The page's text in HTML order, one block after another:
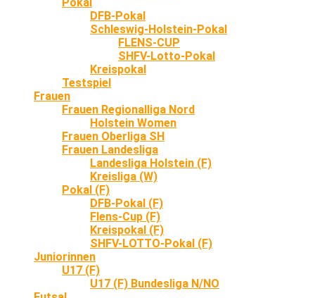
DFB-Pokal
Schleswig-Holstein-Pokal
FLENS-CUP
SHFV-Lotto-Pokal
Kreispokal
Testspiel
Frauen
Frauen Regionalliga Nord
Holstein Women
Frauen Oberliga SH
Frauen Landesliga
Landesliga Holstein (F)
Kreisliga (W)
Pokal (F)
DFB-Pokal (F)
Flens-Cup (F)
Kreispokal (F)
SHFV-LOTTO-Pokal (F)
Juniorinnen
U17 (F)
U17 (F) Bundesliga N/NO